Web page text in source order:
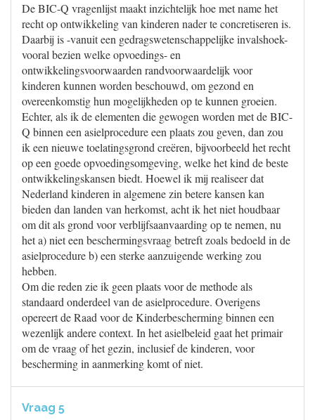
De BIC-Q vragenlijst maakt inzichtelijk hoe met name het
recht op ontwikkeling van kinderen nader te concretiseren is.
Daarbij is -vanuit een gedragswetenschappelijke invalshoek-
vooral bezien welke opvoedings- en
ontwikkelingsvoorwaarden randvoorwaardelijk voor
kinderen kunnen worden beschouwd, om gezond en
overeenkomstig hun mogelijkheden op te kunnen groeien.
Echter, als ik de elementen die gewogen worden met de BIC-
Q binnen een asielprocedure een plaats zou geven, dan zou
ik een nieuwe toelatingsgrond creëren, bijvoorbeeld het recht
op een goede opvoedingsomgeving, welke het kind de beste
ontwikkelingskansen biedt. Hoewel ik mij realiseer dat
Nederland kinderen in algemene zin betere kansen kan
bieden dan landen van herkomst, acht ik het niet houdbaar
om dit als grond voor verblijfsaanvaarding op te nemen, nu
het a) niet een beschermingsvraag betreft zoals bedoeld in de
asielprocedure b) een sterke aanzuigende werking zou
hebben.
Om die reden zie ik geen plaats voor de methode als
standaard onderdeel van de asielprocedure. Overigens
opereert de Raad voor de Kinderbescherming binnen een
wezenlijk andere context. In het asielbeleid gaat het primair
om de vraag of het gezin, inclusief de kinderen, voor
bescherming in aanmerking komt of niet.
Vraag 5